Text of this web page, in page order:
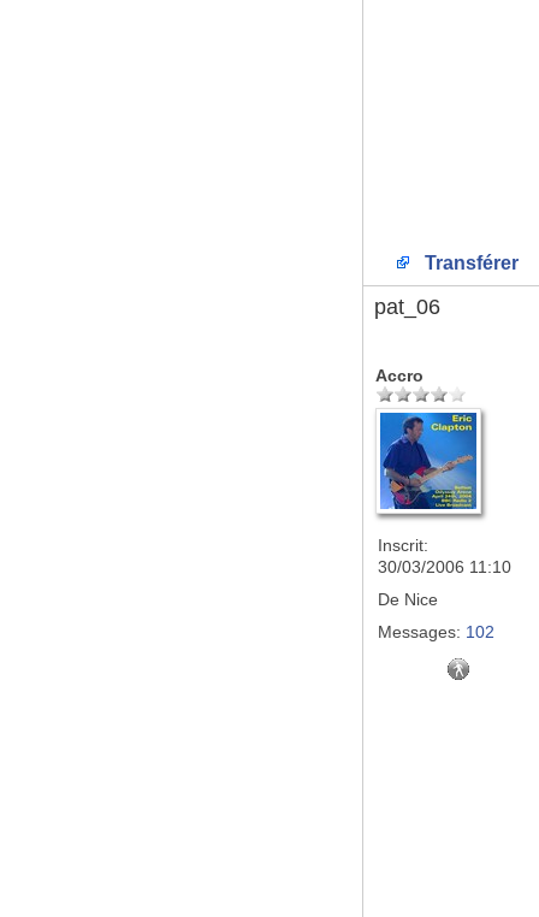
Transférer
pat_06
Accro
Inscrit:
30/03/2006 11:10
De Nice
Messages: 102